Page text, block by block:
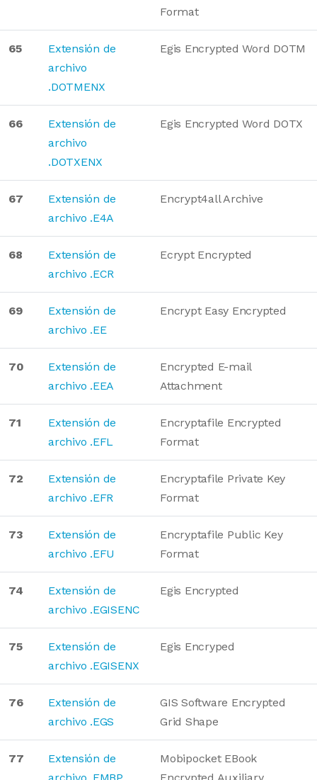
Format
65
Extensión de
archivo
.DOTMENX
Egis Encrypted Word DOTM
66
Extensión de
archivo
.DOTXENX
Egis Encrypted Word DOTX
67
Extensión de
archivo .E4A
Encrypt4all Archive
68
Extensión de
archivo .ECR
Ecrypt Encrypted
69
Extensión de
archivo .EE
Encrypt Easy Encrypted
70
Extensión de
archivo .EEA
Encrypted E-mail
Attachment
71
Extensión de
archivo .EFL
Encryptafile Encrypted
Format
72
Extensión de
archivo .EFR
Encryptafile Private Key
Format
73
Extensión de
archivo .EFU
Encryptafile Public Key
Format
74
Extensión de
archivo .EGISENC
Egis Encrypted
75
Extensión de
archivo .EGISENX
Egis Encryped
76
Extensión de
archivo .EGS
GIS Software Encrypted
Grid Shape
77
Extensión de
Mobipocket EBook